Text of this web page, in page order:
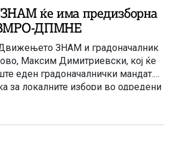
ќе има предизборна
ВМРО-ДПМНЕ
Движењето ЗНАМ и градоначалник
Максим Димитриевски, кој ќе
еден градоначалнички мандат.
за локалните избори во одредени
предизборна соработка со
кандидати. „ЗНАМ трча со свои